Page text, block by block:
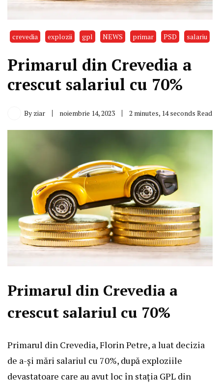
crevedia explozii gpl NEWS primar PSD salariu
Primarul din Crevedia a
crescut salariul cu 70%
By ziar noiembrie 14, 2023 2 minutes, 14 seconds Read
Primarul din Crevedia a
crescut salariul cu 70%
Primarul din Crevedia, Florin Petre, a luat decizia
de a-și mări salariul cu 70%, după exploziile
devastatoare care au avut loc în stația GPL din